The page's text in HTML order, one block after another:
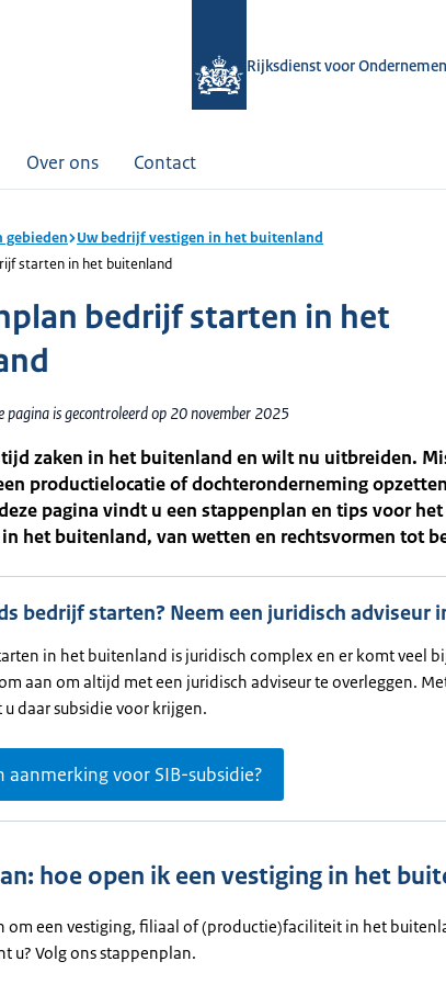
Rijksdienst voor
Over ons Contact
gebieden Uw bedrijf vestigen in het buitenland
starten in het buitenland
bedrijf starten in het
pagina is gecontroleerd op 20 november 2025
tijd zaken in het buitenland en wilt nu uitbreiden.
productielocatie of dochteronderneming
pagina vindt u een stappenplan en tips voor
het buitenland, van wetten en rechtsvormen tot
bedrijf starten? Neem een juridisch adviseur
in het buitenland is juridisch complex en er komt veel
aan om altijd met een juridisch adviseur te overleggen.
daar subsidie voor krijgen.
aanmerking voor SIB-subsidie?
hoe open ik een vestiging in het
om een vestiging, filiaal of (productie)faciliteit in het
u? Volg ons stappenplan.